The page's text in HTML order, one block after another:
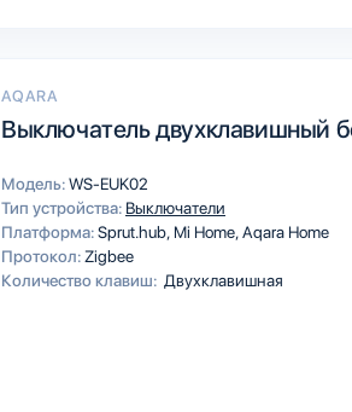
AQARA
Выключатель двухклавишный
Модель:WS-EUK02
Тип устройства: Выключатели
Платформа:Sprut.hub Mi HomeAqara Home
Протокол: Zigbee
Количество клавиш: Двухклавишная